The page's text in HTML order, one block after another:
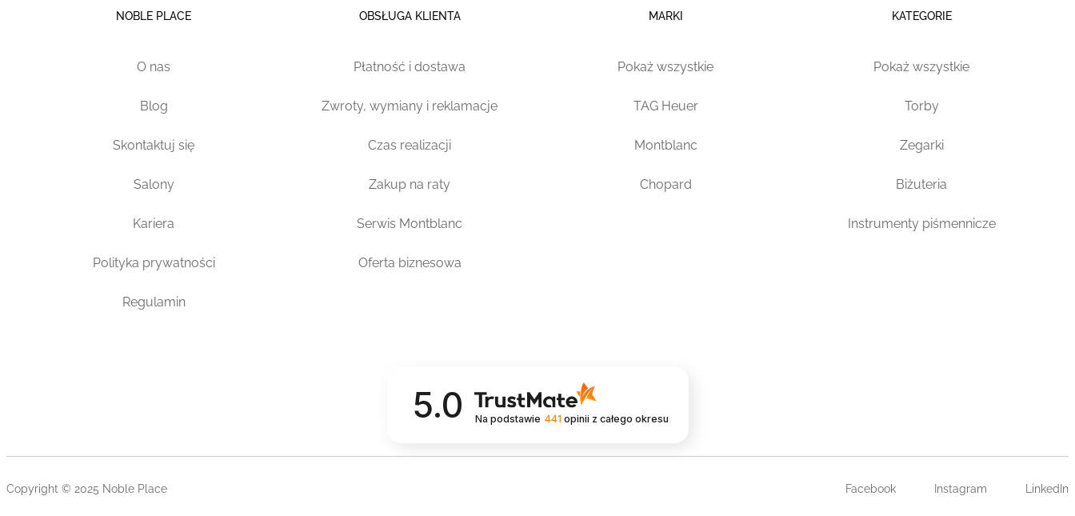
NOBLE PLACE
O nas
Blog
Skontaktuj się
Salony
Kariera
Polityka prywatności
Regulamin
OBSŁUGA KLIENTA
Płatność i dostawa
Zwroty, wymiany i reklamacje
Czas realizacji
Zakup na raty
Serwis Montblanc
Oferta biznesowa
MARKI
Pokaż wszystkie
TAG Heuer
Montblanc
Chopard
KATEGORIE
Pokaż wszystkie
Torby
Zegarki
Biżuteria
Instrumenty piśmennicze
5.0 Na podstawie 441opinii z całego okresu
Copyright © 2025 Noble Place Facebook Instagram LinkedIn